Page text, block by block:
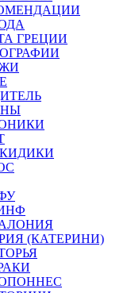
ГРЕЦИИ
(КАТЕРИНИ)